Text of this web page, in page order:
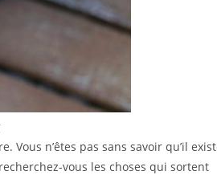
n’êtes pas sans savoir qu’il
vous les choses qui sortent